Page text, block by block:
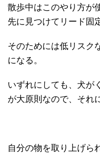
散歩中はこのやり方が
先に見つけてリード固
そのためには低リスク
になる。
いずれにしても、犬が
が大原則なので、それ
自分の物を取り上げら